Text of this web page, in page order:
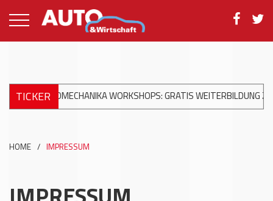
TICKER
+++ AUTOMECHANIKA WORKSHOPS: GRATIS WEITERBILDUNG
HOME / IMPRESSUM